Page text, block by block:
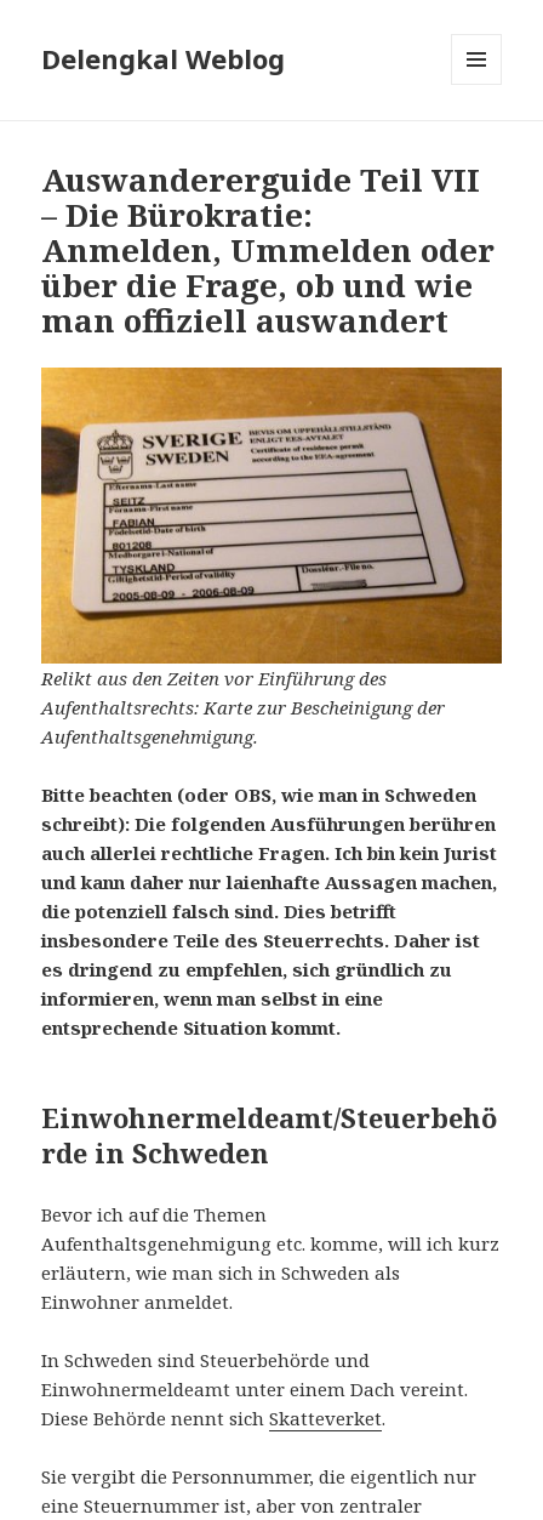
Delengkal Weblog
Auswandererguide Teil VII
– Die Bürokratie:
Anmelden, Ummelden oder
über die Frage, ob und wie
man offiziell auswandert
Relikt aus den Zeiten vor Einführung des
Aufenthaltsrechts: Karte zur Bescheinigung der
Aufenthaltsgenehmigung.
Bitte beachten (oder OBS, wie man in Schweden
schreibt): Die folgenden Ausführungen berühren
auch allerlei rechtliche Fragen. Ich bin kein Jurist
und kann daher nur laienhafte Aussagen machen,
die potenziell falsch sind. Dies betrifft
insbesondere Teile des Steuerrechts. Daher ist
es dringend zu empfehlen, sich gründlich zu
informieren, wenn man selbst in eine
entsprechende Situation kommt.
Einwohnermeldeamt/Steuerbehö
rde in Schweden
Bevor ich auf die Themen
Aufenthaltsgenehmigung etc. komme, will ich kurz
erläutern, wie man sich in Schweden als
Einwohner anmeldet.
In Schweden sind Steuerbehörde und
Einwohnermeldeamt unter einem Dach vereint.
Diese Behörde nennt sichSkatteverket.
Sie vergibt die Personnummer, die eigentlich nur
eine Steuernummer ist, aber von zentraler